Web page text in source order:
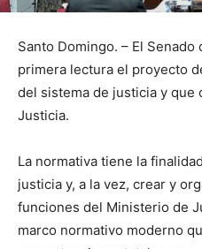
Santo Domingo. – El
primera lectura el proyecto
del sistema de justicia y que
Justicia.
La normativa tiene la
justicia y, a la vez, crear y
funciones del Ministerio de
marco normativo moderno